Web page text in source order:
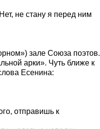
не стану я перед ним
зале Союза поэтов.
арки». Чуть ближе к
Есенина:
отправишь к